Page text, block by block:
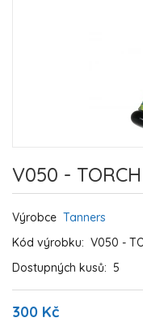
V050 -
Výrobce Tanners
Kód výrobku: V050 -
Dostupných kusů: 5
300 Kč